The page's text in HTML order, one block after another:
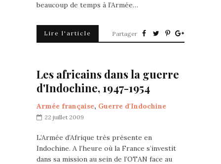
beaucoup de temps à l’Armée…
Lire l'article Partager
Les africains dans la guerre
d'Indochine, 1947-1954
Armée française, Guerre d'Indochine
22 juillet 2009
L’Armée d’Afrique très présente en
Indochine. A l’heure où la France s’investit
dans sa mission au sein de l’OTAN face au